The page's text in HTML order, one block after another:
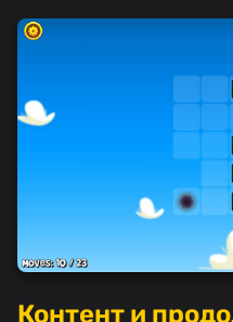
Контент и